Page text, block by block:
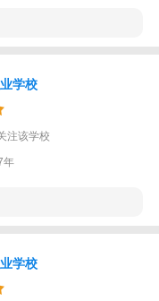
学校
注该学校
年
学校